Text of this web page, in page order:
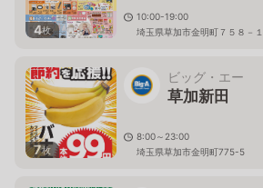
4枚
10:00-19:00
埼玉県草加市金明町７５８－１
7枚
ビッグ・エー
草加新田
8:00～23:00
埼玉県草加市金明町775-5